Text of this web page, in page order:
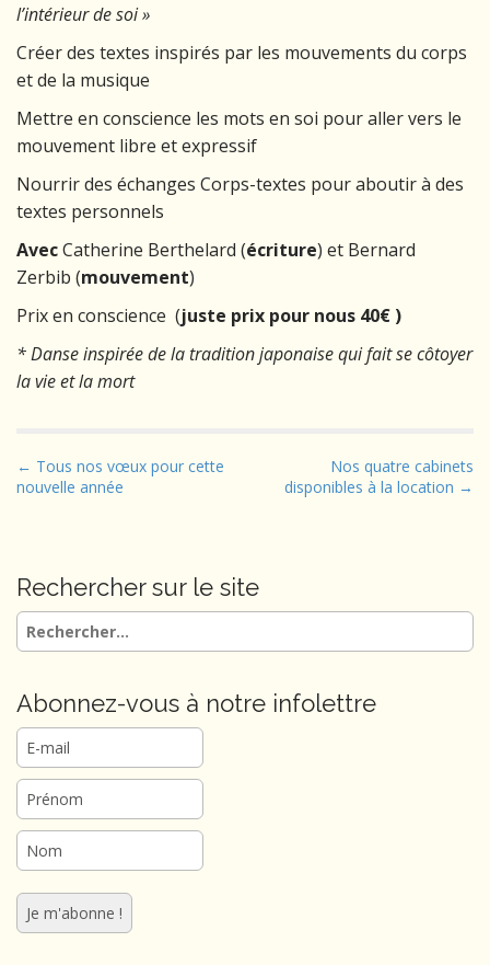
l’intérieur de soi »
Créer des textes inspirés par les mouvements du corps
et de la musique
Mettre en conscience les mots en soi pour aller vers le
mouvement libre et expressif
Nourrir des échanges Corps-textes pour aboutir à des
textes personnels
AvecCatherine Berthelard (écriture) et Bernard
Zerbib (mouvement)
Prix en conscience (juste prix pour nous 40€ )
* Danse inspirée de la tradition japonaise qui fait se côtoyer
la vie et la mort
P
o
n
a
v
g
a
i
o
n
← Tous nos vœux pour cette
nouvelle année
Nos quatre cabinets
disponibles à la location →
Rechercher sur le site
Rechercher :
Abonnez-vous à notre infolettre